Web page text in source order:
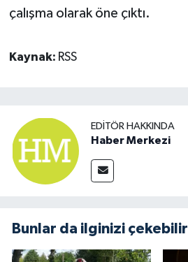
çalışma olarak öne çıktı.
Kaynak: RSS
EDITÖR HAKKINDA
Haber Merkezi
Bunlar da ilginizi çekebilir